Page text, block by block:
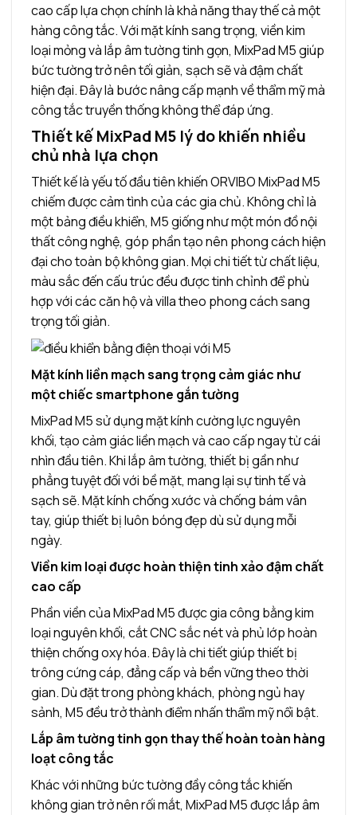
cao cấp lựa chọn chính là khả năng thay thế cả một
hàng công tắc. Với mặt kính sang trọng, viền kim
loại mỏng và lắp âm tường tinh gọn, MixPad M5 giúp
bức tường trở nên tối giản, sạch sẽ và đậm chất
hiện đại. Đây là bước nâng cấp mạnh về thẩm mỹ mà
công tắc truyền thống không thể đáp ứng.
Thiết kế MixPad M5 lý do khiến nhiều
chủ nhà lựa chọn
Thiết kế là yếu tố đầu tiên khiến ORVIBO MixPad M5
chiếm được cảm tình của các gia chủ. Không chỉ là
một bảng điều khiển, M5 giống như một món đồ nội
thất công nghệ, góp phần tạo nên phong cách hiện
đại cho toàn bộ không gian. Mọi chi tiết từ chất liệu,
màu sắc đến cấu trúc đều được tinh chỉnh để phù
hợp với các căn hộ và villa theo phong cách sang
trọng tối giản.
Mặt kính liền mạch sang trọng cảm giác như
một chiếc smartphone gắn tường
MixPad M5 sử dụng mặt kính cường lực nguyên
khối, tạo cảm giác liền mạch và cao cấp ngay từ cái
nhìn đầu tiên. Khi lắp âm tường, thiết bị gần như
phẳng tuyệt đối với bề mặt, mang lại sự tinh tế và
sạch sẽ. Mặt kính chống xước và chống bám vân
tay, giúp thiết bị luôn bóng đẹp dù sử dụng mỗi
ngày.
Viền kim loại được hoàn thiện tinh xảo đậm chất
cao cấp
Phần viền của MixPad M5 được gia công bằng kim
loại nguyên khối, cắt CNC sắc nét và phủ lớp hoàn
thiện chống oxy hóa. Đây là chi tiết giúp thiết bị
trông cứng cáp, đẳng cấp và bền vững theo thời
gian. Dù đặt trong phòng khách, phòng ngủ hay
sảnh, M5 đều trở thành điểm nhấn thẩm mỹ nổi bật.
Lắp âm tường tinh gọn thay thế hoàn toàn hàng
loạt công tắc
Khác với những bức tường đầy công tắc khiến
không gian trở nên rối mắt, MixPad M5 được lắp âm